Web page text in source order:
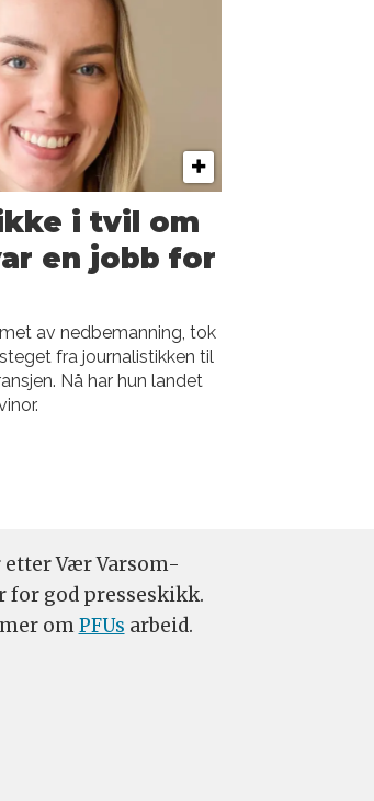
i tvil om
en jobb for
av nedbemanning, tok
fra journalistikken til
Nå har hun landet
etter Vær Varsom-
for god presseskikk.
omPFUs arbeid.